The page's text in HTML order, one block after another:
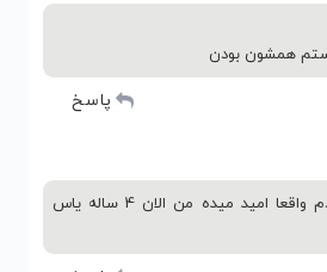
همشون بودن
پاسخ
دم یاس گرم که به مردم واقعا امید میده من الان 4 ساله یاس